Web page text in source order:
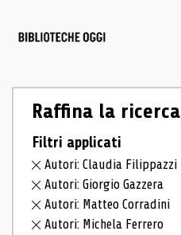
Raffina la ricerca
Filtri applicati
Autori: Claudia Filippazzi
Autori: Giorgio Gazzera
Autori: Matteo Corradini
Autori: Michela Ferrero